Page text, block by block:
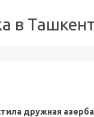
в
дружная